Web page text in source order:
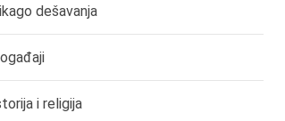
dešavanja
i religija